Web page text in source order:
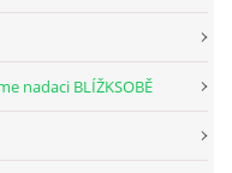
nadaci BLÍŽKSOBĚ